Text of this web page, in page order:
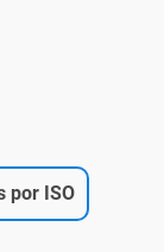
por ISO